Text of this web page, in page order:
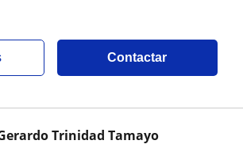
Contactar
Trinidad Tamayo